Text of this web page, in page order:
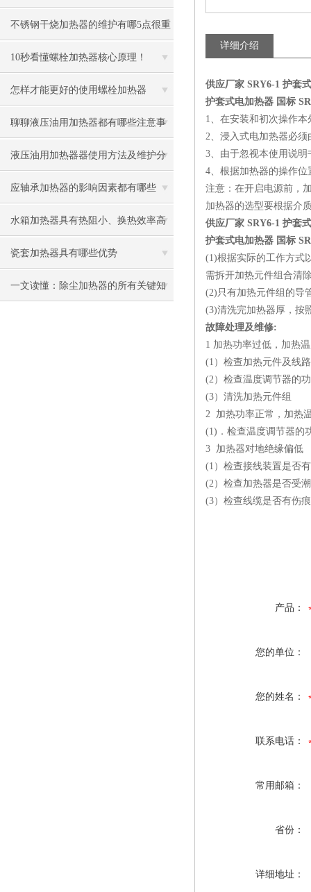
青睐
不锈钢干烧加热器的维护有哪5点很重
要
10秒看懂螺栓加热器核心原理！
怎样才能更好的使用螺栓加热器
聊聊液压油用加热器都有哪些注意事
项
液压油用加热器器使用方法及维护分
享给大家
应轴承加热器的影响因素都有哪些
呢？
水箱加热器具有热阻小、换热效率高
的优点
瓷套加热器具有哪些优势
一文读懂：除尘加热器的所有关键知
详细介绍
供应厂家 SRY6-1 护套
护套式电加热器 国标
1、在安装和初次操作
2、浸入式电加热器必
3、由于忽视本使用说
4、根据加热器的操作
注意：在开启电源前，
加热器的选型要根据介
供应厂家 SRY6-1 护套
护套式电加热器 国标
(1)根据实际的工作方式
需拆开加热元件组合清
(2)只有加热元件组的导
(3)清洗完加热器厚，按
故障处理及维修:
1 加热功率过低，加热
(1）检查加热元件及线路
(2）检查温度调节器的
(3）清洗加热元件组
2 加热功率正常，加热
(1)．检查温度调节器的
3 加热器对地绝缘偏低
(1）检查接线装置是否
(2）检查加热器是否受潮
(3）检查线缆是否有伤痕
产品：
您的单位：
您的姓名：
联系电话：
常用邮箱：
省份：
详细地址：